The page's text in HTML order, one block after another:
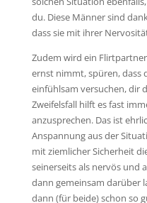
du. Diese Männer sind
dass sie mit ihrer
Zudem wird ein
ernst nimmt, spüren, dass
einfühlsam versuchen, dir
Zweifelsfall hilft es fast
anzusprechen. Das ist
Anspannung aus der
mit ziemlicher Sicherheit
seinerseits als nervös und
dann gemeinsam darüber
dann (für beide) schon so